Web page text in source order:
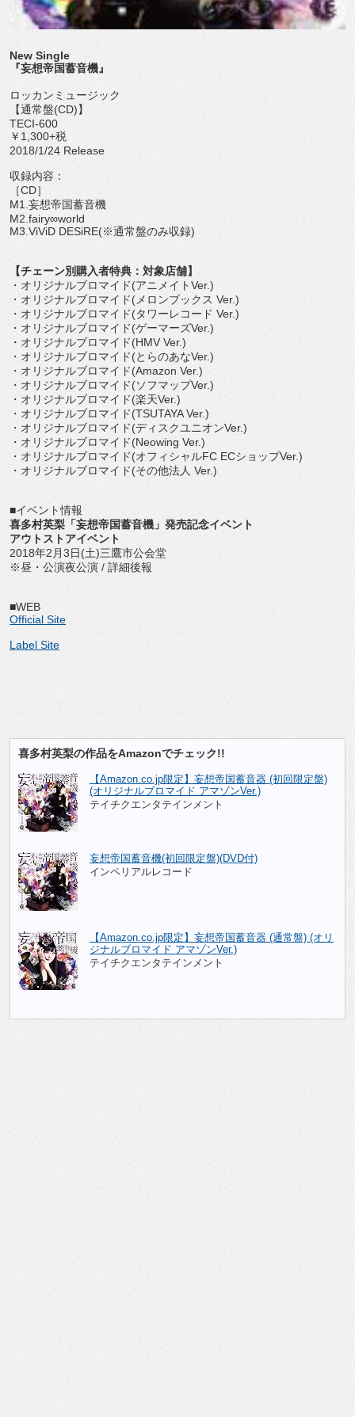
New Single
『妄想帝国蓄音機』
ロッカンミュージック
【通常盤(CD)】
TECI-600
￥1,300+税
2018/1/24 Release
収録内容：
［CD］
M1.妄想帝国蓄音機
M2.fairy∞world
M3.ViViD DESiRE(※通常盤のみ収録)
【チェーン別購入者特典：対象店舗】
・オリジナルブロマイド(アニメイトVer.)
・オリジナルブロマイド(メロンブックス Ver.)
・オリジナルブロマイド(タワーレコード Ver.)
・オリジナルブロマイド(ゲーマーズVer.)
・オリジナルブロマイド(HMV Ver.)
・オリジナルブロマイド(とらのあなVer.)
・オリジナルブロマイド(Amazon Ver.)
・オリジナルブロマイド(ソフマップVer.)
・オリジナルブロマイド(楽天Ver.)
・オリジナルブロマイド(TSUTAYA Ver.)
・オリジナルブロマイド(ディスクユニオンVer.)
・オリジナルブロマイド(Neowing Ver.)
・オリジナルブロマイド(オフィシャルFC ECショップVer.)
・オリジナルブロマイド(その他法人 Ver.)
■イベント情報
喜多村英梨「妄想帝国蓄音機」発売記念イベント
アウトストアイベント
2018年2月3日(土)三鷹市公会堂
※昼・公演夜公演 / 詳細後報
■WEB
Official Site
Label Site
喜多村英梨の作品をAmazonでチェック!!
【Amazon.co.jp限定】妄想帝国蓄音器 (初回限定盤)
(オリジナルブロマイド アマゾンVer.)
テイチクエンタテインメント
妄想帝国蓄音機(初回限定盤)(DVD付)
インペリアルレコード
【Amazon.co.jp限定】妄想帝国蓄音器 (通常盤) (オリ
ジナルブロマイド アマゾンVer.)
テイチクエンタテインメント